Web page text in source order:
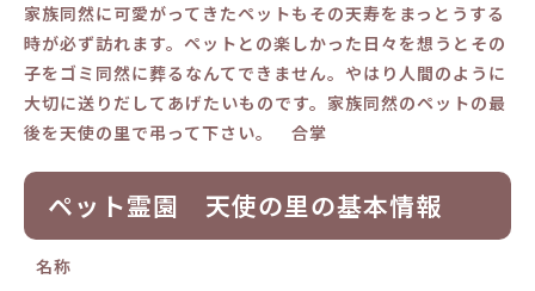
家族同然に可愛がってきたペットもその天寿をまっとうする
時が必ず訪れます。ペットとの楽しかった日々を想うとその
子をゴミ同然に葬るなんてできません。やはり人間のように
大切に送りだしてあげたいものです。家族同然のペットの最
後を天使の里で弔って下さい。 合掌
ペット霊園 天使の里の基本情報
名称